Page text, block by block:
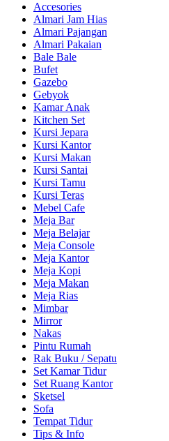
Accesories
Almari Jam Hias
Almari Pajangan
Almari Pakaian
Bale Bale
Bufet
Gazebo
Gebyok
Kamar Anak
Kitchen Set
Kursi Jepara
Kursi Kantor
Kursi Makan
Kursi Santai
Kursi Tamu
Kursi Teras
Mebel Cafe
Meja Bar
Meja Belajar
Meja Console
Meja Kantor
Meja Kopi
Meja Makan
Meja Rias
Mimbar
Mirror
Nakas
Pintu Rumah
Rak Buku / Sepatu
Set Kamar Tidur
Set Ruang Kantor
Sketsel
Sofa
Tempat Tidur
Tips & Info